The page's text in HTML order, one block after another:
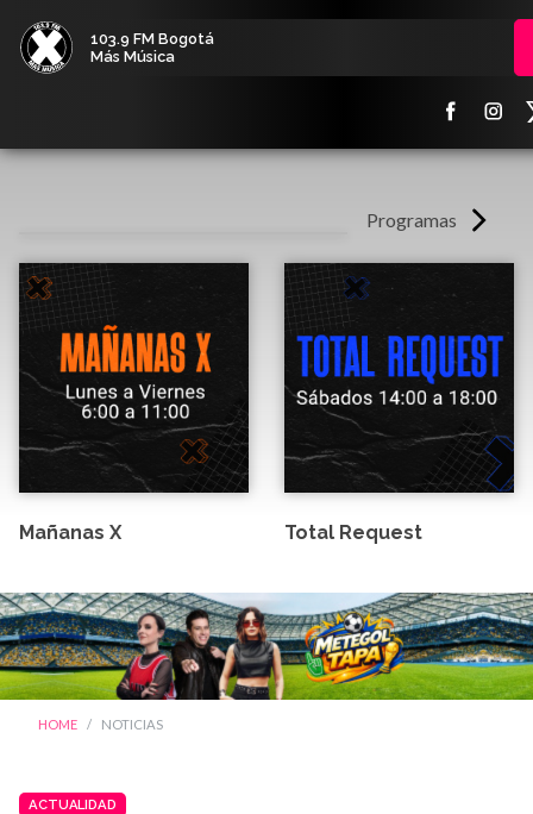
103.9 FM Bogotá
Más Música
Programas
Mañanas X Total Request
HOME NOTICIAS
ACTUALIDAD